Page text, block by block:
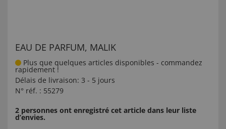
EAU DE PARFUM, MALIK
Plus que quelques articles disponibles - commandez
rapidement !
Délais de livraison: 3 - 5 jours
N° réf. : 55279
2 personnes ont enregistré cet article dans leur liste
d’envies.